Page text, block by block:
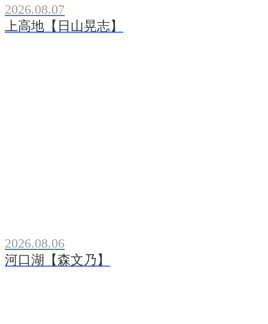
2026.08.07
上高地【日山晃志】
2026.08.06
河口湖【森文乃】